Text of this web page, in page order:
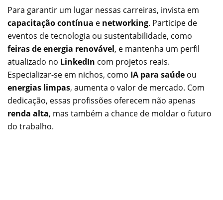
Para garantir um lugar nessas carreiras, invista em
capacitação contínua e networking. Participe de
eventos de tecnologia ou sustentabilidade, como
feiras de energia renovável, e mantenha um perfil
atualizado no LinkedIn com projetos reais.
Especializar-se em nichos, como IA para saúde ou
energias limpas, aumenta o valor de mercado. Com
dedicação, essas profissões oferecem não apenas
renda alta, mas também a chance de moldar o futuro
do trabalho.